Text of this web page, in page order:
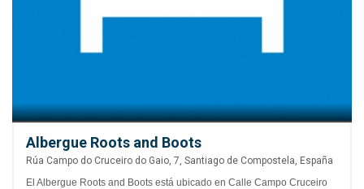
Albergue Roots and Boots
Rúa Campo do Cruceiro do Gaio, 7, Santiago de Compostela, España
El Albergue Roots and Boots está ubicado en Calle Campo Cruceiro